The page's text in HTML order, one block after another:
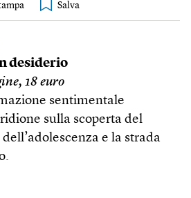
desiderio
18 euro
sentimentale
sulla scoperta del
e la strada